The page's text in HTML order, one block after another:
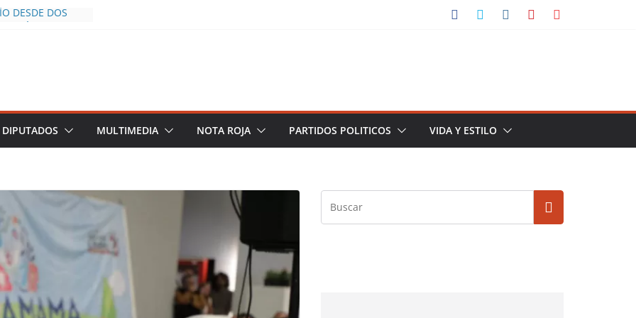
DESDE DOS
AL INFLUENCER
EN
A LAS
TERMINA
DE
PLAN
DIPUTADOS MULTIMEDIA NOTA ROJA PARTIDOS POLITICOS VIDA Y ESTILO